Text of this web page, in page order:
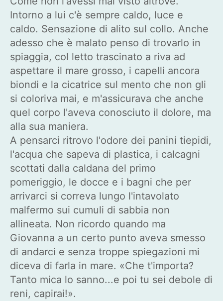
Intorno a lui c'è sempre caldo, luce e
caldo. Sensazione di alito sul collo. Anche
adesso che è malato penso di trovarlo in
spiaggia, col letto trascinato a riva ad
aspettare il mare grosso, i capelli ancora
biondi e la cicatrice sul mento che non gli
si coloriva mai, e m'assicurava che anche
quel corpo l'aveva conosciuto il dolore, ma
alla sua maniera.
A pensarci ritrovo l'odore dei panini tiepidi,
l'acqua che sapeva di plastica, i calcagni
scottati dalla caldana del primo
pomeriggio, le docce e i bagni che per
arrivarci si correva lungo l'intavolato
malfermo sui cumuli di sabbia non
allineata. Non ricordo quando ma
Giovanna a un certo punto aveva smesso
di andarci e senza troppe spiegazioni mi
diceva di farla in mare. «Che t'importa?
Tanto mica lo sanno...e poi tu sei debole di
reni, capirai!».